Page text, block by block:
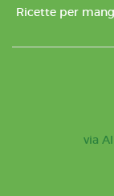
Ricette per
via